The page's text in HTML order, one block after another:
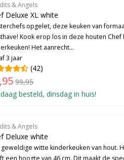
& Angels
Deluxe XL white
opgelet, deze keuken van
Kook erop los in deze houten Chef
Het aanrecht...
3 jaar
(42)
99,95
besteld, dinsdag in huis!
& Angels
Deluxe white
geweldige witte kinderkeuken van hout.